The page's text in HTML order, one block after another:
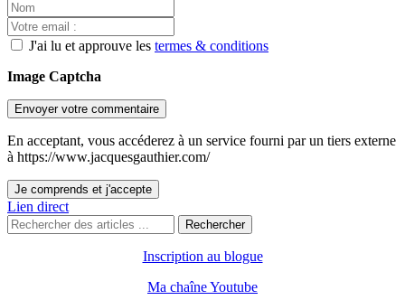
J'ai lu et approuve les termes & conditions
Image Captcha
Envoyer votre commentaire
En acceptant, vous accéderez à un service fourni par un tiers externe
à https://www.jacquesgauthier.com/
Je comprends et j'accepte
Lien direct
Rechercher
Inscription au blogue
Ma chaîne Youtube